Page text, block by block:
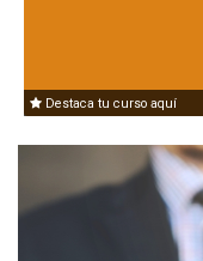
Destaca tu curso aquí